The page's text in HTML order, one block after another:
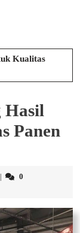
Kualitas
Hasil
Panen
Febi 0